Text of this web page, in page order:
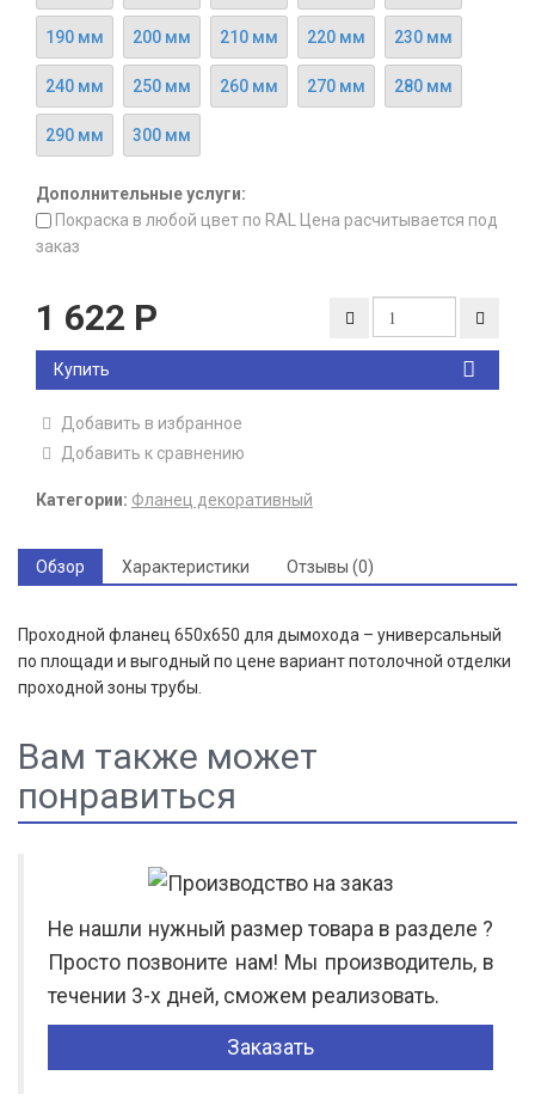
190 мм 200 мм 210 мм 220 мм 230 мм
240 мм 250 мм 260 мм 270 мм 280 мм
290 мм 300 мм
Дополнительные услуги:
Покраска в любой цвет по RAL Цена расчитывается под
заказ
1 622 Р
Купить
Добавить в избранное
Добавить к сравнению
Категории: Фланец декоративный
Обзор Характеристики Отзывы (0)
Проходной фланец 650х650 для дымохода – универсальный
по площади и выгодный по цене вариант потолочной отделки
проходной зоны трубы.
Вам также может
понравиться
Не нашли нужный размер товара в разделе ?
Просто позвоните нам! Мы производитель, в
течении 3-х дней, сможем реализовать.
Заказать